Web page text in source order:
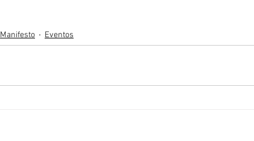
Manifesto Eventos